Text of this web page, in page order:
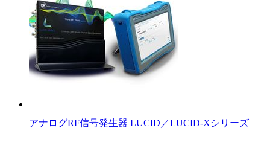
アナログRF信号発生器 LUCID／LUCID-Xシリーズ